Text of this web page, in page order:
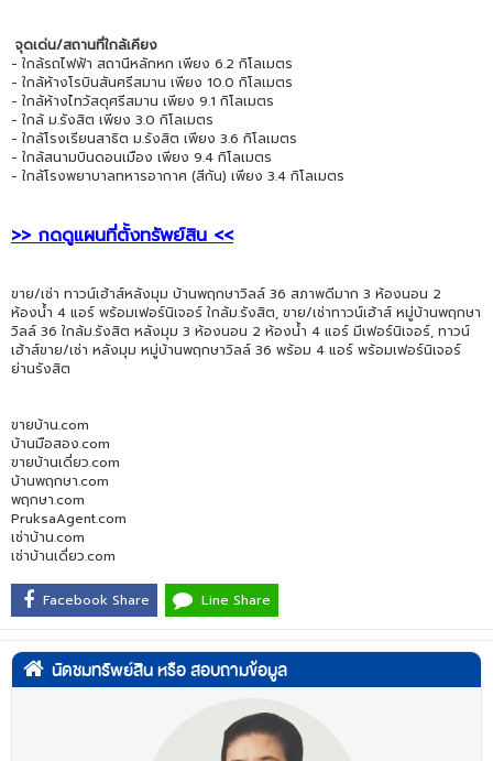
จุดเด่น/สถานที่ใกล้เคียง
- ใกล้รถไฟฟ้า สถานีหลักหก เพียง 6.2 กิโลเมตร
- ใกล้ห้างโรบินสันศรีสมาน เพียง 10.0 กิโลเมตร
- ใกล้ห้างไทวัสดุศรีสมาน เพียง 9.1 กิโลเมตร
- ใกล้ ม.รังสิต เพียง 3.0 กิโลเมตร
- ใกล้โรงเรียนสาธิต ม.รังสิต เพียง 3.6 กิโลเมตร
- ใกล้สนามบินดอนเมือง เพียง 9.4 กิโลเมตร
- ใกล้โรงพยาบาลทหารอากาศ (สีกัน) เพียง 3.4 กิโลเมตร
>> กดดูแผนที่ตั้งทรัพย์สิน <<
ขาย/เช่า ทาวน์เฮ้าส์หลังมุม บ้านพฤกษาวิลล์ 36 สภาพดีมาก 3 ห้องนอน 2
ห้องน้ำ 4 แอร์ พร้อมเฟอร์นิเจอร์ ใกล้ม.รังสิต, ขาย/เช่าทาวน์เฮ้าส์ หมู่บ้านพฤกษา
วิลล์ 36 ใกล้ม.รังสิต หลังมุม 3 ห้องนอน 2 ห้องน้ำ 4 แอร์ มีเฟอร์นิเจอร์, ทาวน์
เฮ้าส์ขาย/เช่า หลังมุม หมู่บ้านพฤกษาวิลล์ 36 พร้อม 4 แอร์ พร้อมเฟอร์นิเจอร์
ย่านรังสิต
ขายบ้าน.com
บ้านมือสอง.com
ขายบ้านเดี่ยว.com
บ้านพฤกษา.com
พฤกษา.com
PruksaAgent.com
เช่าบ้าน.com
เช่าบ้านเดี่ยว.com
Facebook Share Line Share
นัดชมทรัพย์สิน หรือ สอบถามข้อมูล